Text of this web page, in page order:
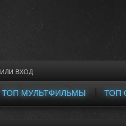
ИЛИ ВХОД
ТОП
ТОП МУЛЬТФИЛЬМЫ